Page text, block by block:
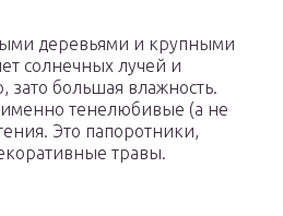
деревьями и крупными
солнечных лучей и
зато большая влажность.
тенелюбивые (а не
Это папоротники,
травы.